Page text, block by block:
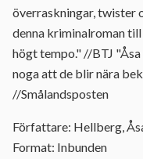
överraskningar, twister
denna kriminalroman till
högt tempo." //BTJ
noga att de blir nära
//Smålandsposten
Författare: Hellberg,
Format: Inbunden